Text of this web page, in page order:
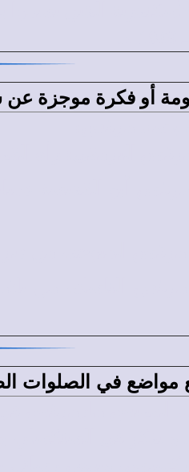
أو فكرة موجزة
مواضع في الصلوات